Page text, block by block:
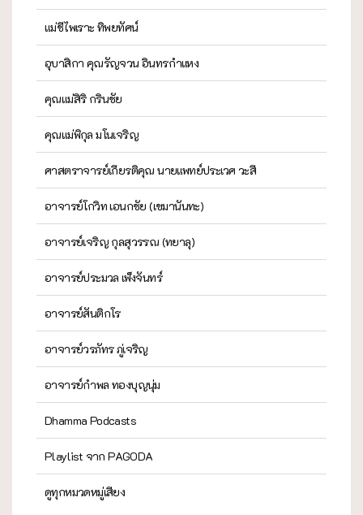
แม่ชีไพเราะ ทิพยทัศน์
อุบาสิกา คุณรัญจวน อินทรกำแหง
คุณแม่สิริ กรินชัย
คุณแม่พิกุล มโนเจริญ
ศาสตราจารย์เกียรติคุณ นายแพทย์ประเวศ วะสี
อาจารย์โกวิท เอนกชัย (เขมานันทะ)
อาจารย์เจริญ กุลสุวรรณ (ทยาลุ)
อาจารย์ประมวล เพ็งจันทร์
อาจารย์สันติกโร
อาจารย์วรภัทร ภู่เจริญ
อาจารย์กำพล ทองบุญนุ่ม
Dhamma Podcasts
Playlist จาก PAGODA
ดูทุกหมวดหมู่เสียง